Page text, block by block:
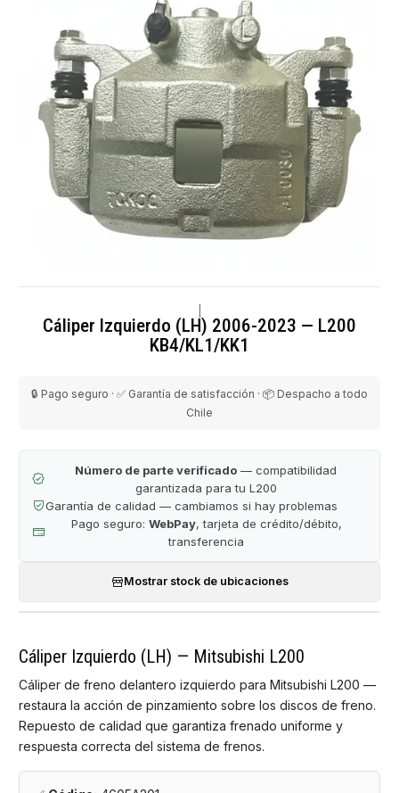
Cáliper Izquierdo (LH) 2006-2023 — L200
KB4/KL1/KK1
🔒 Pago seguro · ✅ Garantía de satisfacción · 📦 Despacho a todo
Chile
Número de parte verificado — compatibilidad
garantizada para tu L200
Garantía de calidad — cambiamos si hay problemas
Pago seguro: WebPay, tarjeta de crédito/débito,
transferencia
Mostrar stock de ubicaciones
Cáliper Izquierdo (LH) — Mitsubishi L200
Cáliper de freno delantero izquierdo para Mitsubishi L200 —
restaura la acción de pinzamiento sobre los discos de freno.
Repuesto de calidad que garantiza frenado uniforme y
respuesta correcta del sistema de frenos.